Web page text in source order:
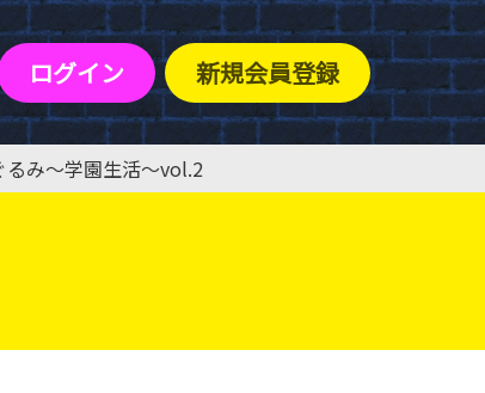
ログイン 新規会員登録
るみ〜学園生活〜vol.2